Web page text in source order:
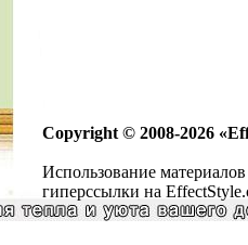
Copyright © 2008-2026
Использование
гиперссылки на